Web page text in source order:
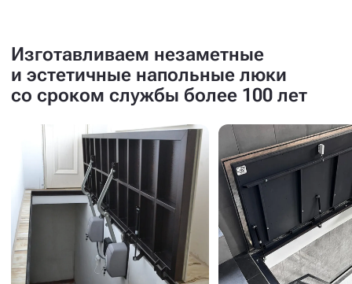
Изготавливаем незаметные
и эстетичные напольные люки
со сроком службы более 100 лет